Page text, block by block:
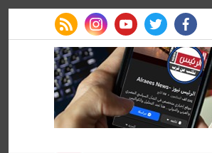
facebook
twitter
youtube
instagram
rss feed